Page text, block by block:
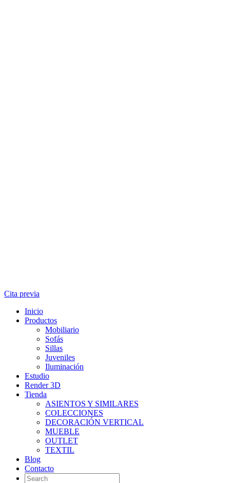
Cita previa
Inicio
Productos
Mobiliario
Sofás
Sillas
Juveniles
Iluminación
Estudio
Render 3D
Tienda
ASIENTOS Y SIMILARES
COLECCIONES
DECORACIÓN VERTICAL
MUEBLE
OUTLET
TEXTIL
Blog
Contacto